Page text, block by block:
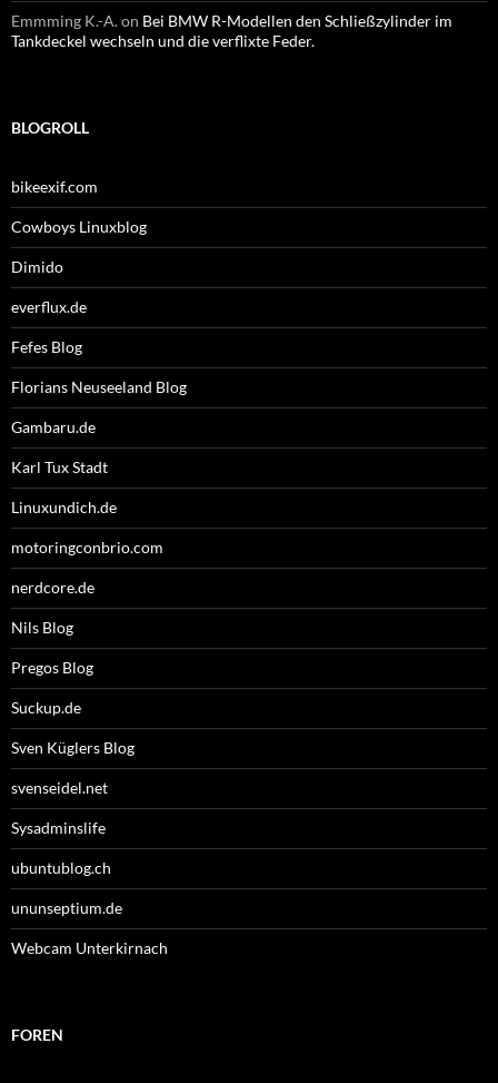
Emmming K.-A.on Bei BMW R-Modellen den Schließzylinder im
Tankdeckel wechseln und die verflixte Feder.
BLOGROLL
bikeexif.com
Cowboys Linuxblog
Dimido
everflux.de
Fefes Blog
Florians Neuseeland Blog
Gambaru.de
Karl Tux Stadt
Linuxundich.de
motoringconbrio.com
nerdcore.de
Nils Blog
Pregos Blog
Suckup.de
Sven Küglers Blog
svenseidel.net
Sysadminslife
ubuntublog.ch
ununseptium.de
Webcam Unterkirnach
FOREN